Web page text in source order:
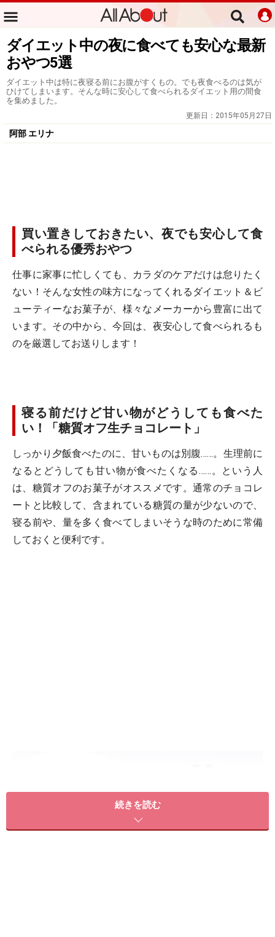
ダイエット中の夜に食べても安心な最新
おやつ5選
ダイエット中は特に夜寝る前にお腹がすくもの。でも夜食べるのは気が
ひけてしまいます。そんな時に安心して食べられるダイエット用の間食
を集めました。
更新日： 2015年05月27日
阿部 エリナ
買い置きしておきたい、夜でも安心して食
べられる優秀おやつ
仕事に家事に忙しくても、カラダのケアだけは怠りたく
ない！そんな女性の味方になってくれるダイエット＆ビ
ューティーなお菓子が、様々なメーカーから豊富に出て
います。その中から、今回は、夜安心して食べられるも
のを厳選してお送りします！
寝る前だけど甘い物がどうしても食べた
い！「糖質オフ生チョコレート」
しっかり夕飯食べたのに、甘いものは別腹……。生理前に
なるとどうしても甘い物が食べたくなる……。という人
は、糖質オフのお菓子がオススメです。通常のチョコレ
ートと比較して、含まれている糖質の量が少ないので、
寝る前や、量を多く食べてしまいそうな時のために常備
しておくと便利です。
続きを読む